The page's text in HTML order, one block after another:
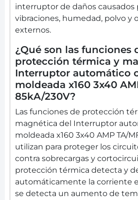
interruptor de daños causados
vibraciones, humedad, polvo y
externos.
¿Qué son las funciones
protección térmica y
Interruptor automático
moldeada x160 3x40
85kA/230V?
Las funciones de protección
magnética del Interruptor
moldeada x160 3x40 AMP TA/
utilizan para proteger los
contra sobrecargas y
protección térmica detecta y
automáticamente la corriente
se detecta un aumento de